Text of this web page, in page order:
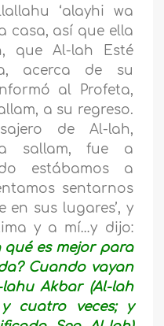
‘alayhi wa
casa, así que ella
que Al-lah Esté
acerca de su
al Profeta,
a su regreso.
de Al-lah,
sallam, fue a
estábamos a
sentarnos
en sus lugares’, y
y a mí…y dijo:
qué es mejor para
Cuando vayan
Akbar (Al-lah
cuatro veces; y